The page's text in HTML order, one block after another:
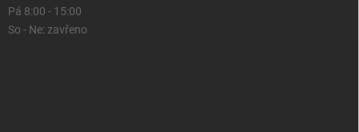
Pá 8:00 - 15:00
So - Ne: zavřeno